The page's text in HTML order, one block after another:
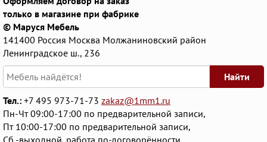
только в магазине при фабрике
© Маруся Мебель
141400 Россия Москва Молжаниновский район
Ленинградское ш., 236
Найти
Тел.: +7 495 973-71-73 zakaz@1mm1.ru
Пн-Чт 09:00-17:00 по предварительной записи,
Пт 10:00-17:00 по предварительной записи,